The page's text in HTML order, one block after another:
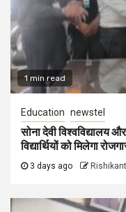
1 min read
Education newstel
सोना देवी विश्वविद्यालय
विद्यार्थियों को मिलेगा
3 days ago Rishikant